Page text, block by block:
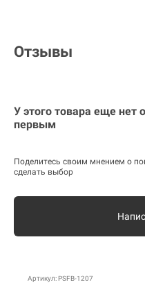
Отзывы
У этого товара еще
первым
Поделитесь своим мнением о
сделать выбор
Артикул: PSFB-1207